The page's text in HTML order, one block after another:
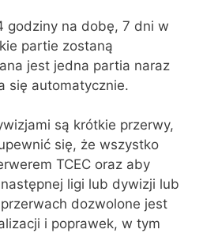
godziny na dobę, 7 dni w
partie zostaną
jest jedna partia naraz
się automatycznie.
są krótkie przerwy,
się, że wszystko
TCEC oraz aby
ligi lub dywizji lub
dozwolone jest
i poprawek, w tym